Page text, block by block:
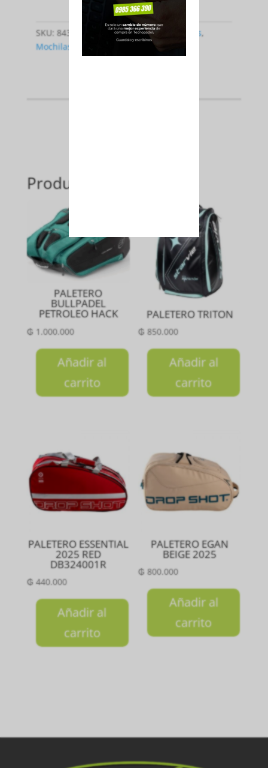
SKU: 8435739403075 Categorías: Bolsos,
Mochilas
Productos relacionados
PALETERO
BULLPADEL
PETROLEO HACK
₲1.000.000
Añadir al
carrito
PALETERO TRITON
₲ 850.000
Añadir al
carrito
PALETERO ESSENTIAL
2025 RED
DB324001R
₲440.000
Añadir al
carrito
PALETERO EGAN
BEIGE 2025
₲ 800.000
Añadir al
carrito